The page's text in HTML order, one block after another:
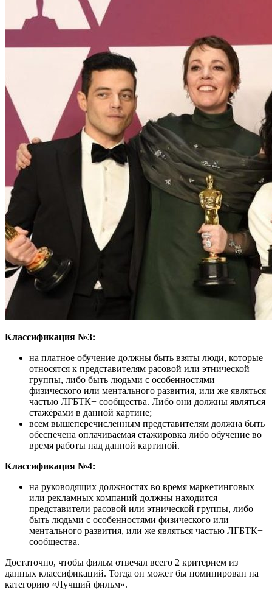
Классификация №3:
на платное обучение должны быть взяты люди, которые
относятся к представителям расовой или этнической
группы, либо быть людьми с особенностями
физического или ментального развития, или же являться
частью ЛГБТК+ сообщества. Либо они должны являться
стажёрами в данной картине;
всем вышеперечисленным представителям должна быть
обеспечена оплачиваемая стажировка либо обучение во
время работы над данной картиной.
Классификация №4:
на руководящих должностях во время маркетинговых
или рекламных компаний должны находится
представители расовой или этнической группы, либо
быть людьми с особенностями физического или
ментального развития, или же являться частью ЛГБТК+
сообщества.
Достаточно, чтобы фильм отвечал всего 2 критерием из
данных классификаций. Тогда он может бы номинирован на
категорию «Лучший фильм».